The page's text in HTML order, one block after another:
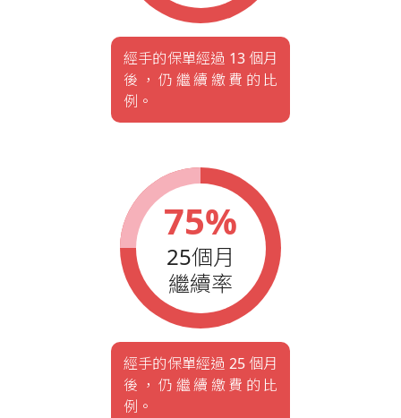
經手的保單經過 13 個月
後，仍繼續繳費的比
例。
75%
25個月
繼續率
經手的保單經過 25 個月
後，仍繼續繳費的比
例。